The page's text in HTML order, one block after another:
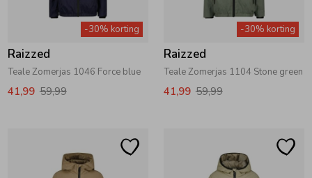
Zwemkleding
Jassen
Overhemden
Zwemkleding
Jassen
Overhemden
Cadeaubonnen
Haaraccessoires
Babyaccessoires
Winterjassen
Zomerjassen
Zwemvesten & Zwembandjes
Winterjassen
Zomerjassen
-30% korting
Raizzed
Teale Zomerjas 1046 Force blue
41,99 59,99
-30% korting
Raizzed
Teale Zomerjas 1104 Stone green
41,99 59,99